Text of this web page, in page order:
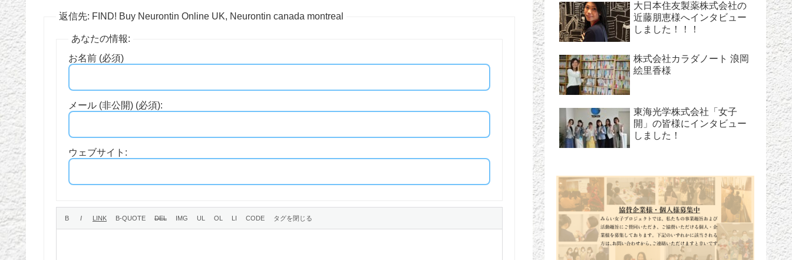
返信先: FIND! Buy Neurontin Online UK, Neurontin canada montreal
あなたの情報:
お名前 (必須)
メール (非公開) (必須):
ウェブサイト:
大日本住友製薬株式会社の
近藤朋恵様へインタビュー
しました！！！
株式会社カラダノート 浪岡
絵里香様
東海光学株式会社「女子
開」の皆様にインタビュー
しました！